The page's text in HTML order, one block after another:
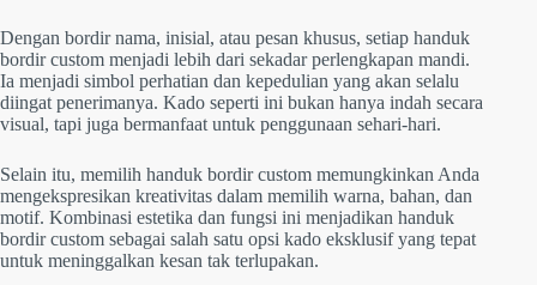
Dengan bordir nama, inisial, atau pesan khusus, setiap handuk
bordir custom menjadi lebih dari sekadar perlengkapan mandi.
Ia menjadi simbol perhatian dan kepedulian yang akan selalu
diingat penerimanya. Kado seperti ini bukan hanya indah secara
visual, tapi juga bermanfaat untuk penggunaan sehari-hari.
Selain itu, memilih handuk bordir custom memungkinkan Anda
mengekspresikan kreativitas dalam memilih warna, bahan, dan
motif. Kombinasi estetika dan fungsi ini menjadikan handuk
bordir custom sebagai salah satu opsi kado eksklusif yang tepat
untuk meninggalkan kesan tak terlupakan.